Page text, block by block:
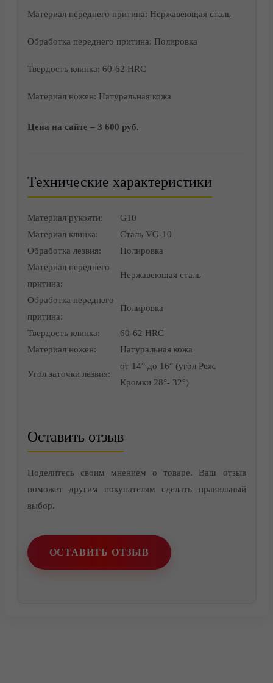
Материал переднего притина: Нержавеющая сталь
Обработка переднего притина: Полировка
Твердость клинка: 60-62 HRC
Материал ножен: Натуральная кожа
Цена на сайте – 3 600 руб.
Технические характеристики
Материал рукояти:
G10
Материал клинка:
Сталь VG-10
Обработка лезвия:
Полировка
Материал переднего
притина:
Нержавеющая сталь
Обработка переднего
притина:
Полировка
Твердость клинка:
60-62 HRC
Материал ножен:
Натуральная кожа
Угол заточки лезвия:
от 14° до 16° (угол Реж.
Кромки 28°- 32°)
Оставить отзыв
Поделитесь своим мнением о товаре. Ваш отзыв
поможет другим покупателям сделать правильный
выбор.
ОСТАВИТЬ ОТЗЫВ